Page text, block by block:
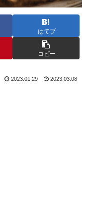
はてブ
コピー
2023.01.29 2023.03.08